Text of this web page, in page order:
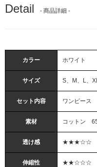
Detail - 商品詳細 -
カラー ホワイト
サイズ S、M、L、
セット内容 ワンピース
素材 コットン
透け感 ★★★☆☆
伸縮性 ★★☆☆☆